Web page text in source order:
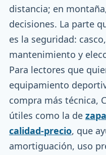
distancia; en
decisiones. La parte
es la seguridad:
mantenimiento y
Para lectores que
equipamiento
compra más técnica,
útiles como la de
calidad-precio, que
amortiguación, uso